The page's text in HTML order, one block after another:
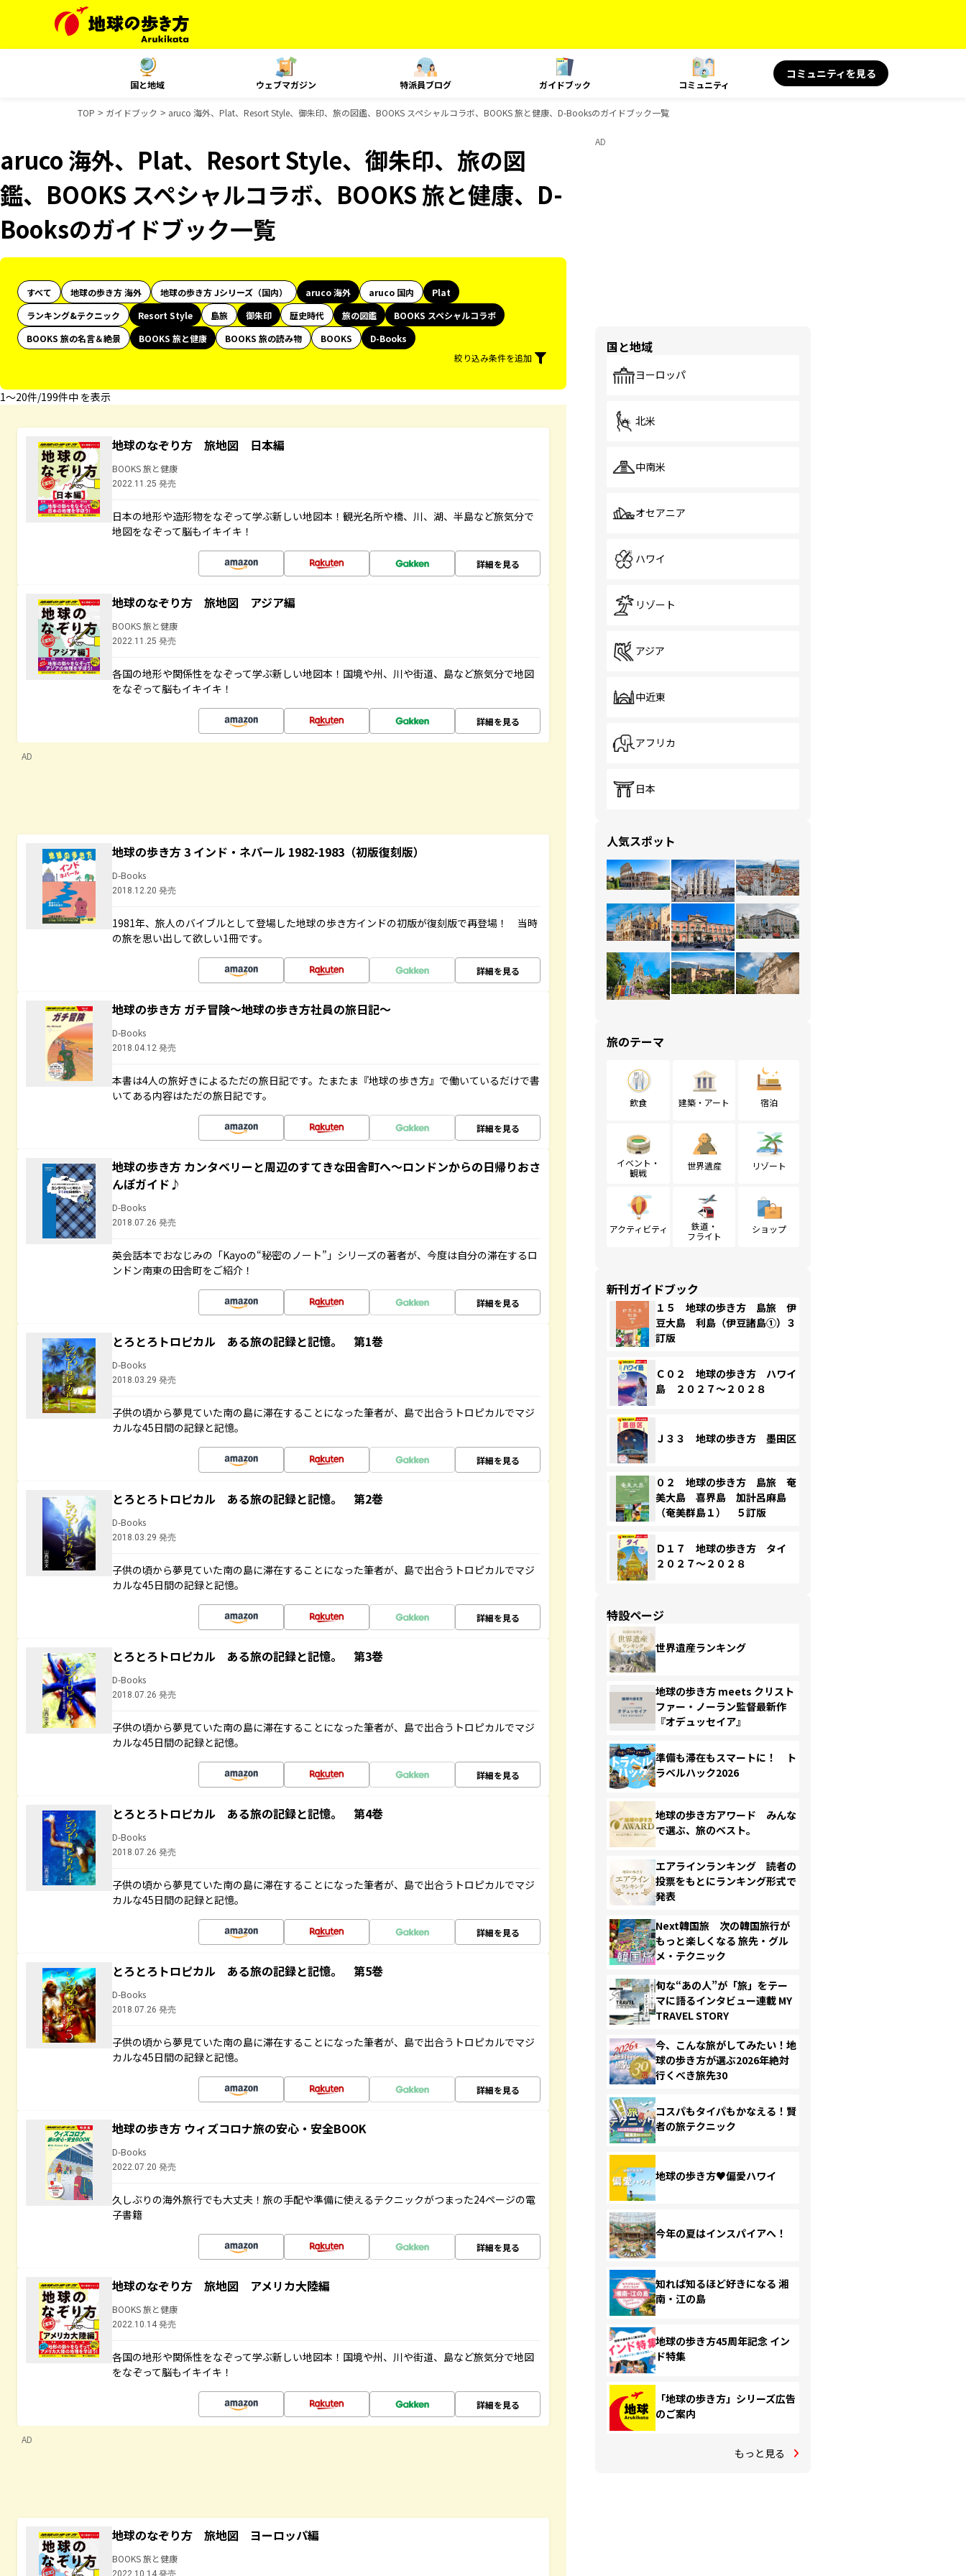
国と地域 ウェブマガジン 特派員ブログ ガイドブック コミュニティ
コミュニティを見る
TOP ガイドブック aruco 海外、Plat、Resort Style、御朱印、旅の図鑑、BOOKS スペシャルコラボ、BOOKS 旅と健康、D-Booksのガイドブック一覧
aruco 海外、Plat、Resort Style、御朱印、旅の図
鑑、BOOKS スペシャルコラボ、BOOKS 旅と健康、D-
Booksのガイドブック一覧
すべて 地球の歩き方 海外 地球の歩き方 Jシリーズ（国内） aruco 海外 aruco 国内
Plat
ランキング&テクニック
Resort Style 島旅 御朱印 歴史時代 旅の図鑑
BOOKS スペシャルコラボ
BOOKS 旅の名言＆絶景
BOOKS 旅と健康 BOOKS 旅の読み物 BOOKS
D-Books
絞り込み条件を追加
1〜20件/199件中 を表示
地球のなぞり方 旅地図 日本編
BOOKS 旅と健康
2022.11.25 発売
日本の地形や造形物をなぞって学ぶ新しい地図本！観光名所や橋、川、湖、半島など旅気分で
地図をなぞって脳もイキイキ！
詳細を見る
地球のなぞり方 旅地図 アジア編
BOOKS 旅と健康
2022.11.25 発売
各国の地形や関係性をなぞって学ぶ新しい地図本！国境や州、川や街道、島など旅気分で地図
をなぞって脳もイキイキ！
詳細を見る
AD
地球の歩き方 3 インド・ネパール 1982-1983（初版復刻版）
D-Books
2018.12.20 発売
1981年、旅人のバイブルとして登場した地球の歩き方インドの初版が復刻版で再登場！ 当時
の旅を思い出して欲しい1冊です。
詳細を見る
地球の歩き方 ガチ冒険～地球の歩き方社員の旅日記～
D-Books
2018.04.12 発売
本書は4人の旅好きによるただの旅日記です。たまたま『地球の歩き方』で働いているだけで書
いてある内容はただの旅日記です。
詳細を見る
地球の歩き方 カンタベリーと周辺のすてきな田舎町へ～ロンドンからの日帰りおさ
んぽガイド♪
D-Books
2018.07.26 発売
英会話本でおなじみの「Kayoの“秘密のノート”」シリーズの著者が、今度は自分の滞在するロ
ンドン南東の田舎町をご紹介！
詳細を見る
とろとろトロピカル ある旅の記録と記憶。 第1巻
D-Books
2018.03.29 発売
子供の頃から夢見ていた南の島に滞在することになった筆者が、島で出合うトロピカルでマジ
カルな45日間の記録と記憶。
詳細を見る
とろとろトロピカル ある旅の記録と記憶。 第2巻
D-Books
2018.03.29 発売
子供の頃から夢見ていた南の島に滞在することになった筆者が、島で出合うトロピカルでマジ
カルな45日間の記録と記憶。
詳細を見る
とろとろトロピカル ある旅の記録と記憶。 第3巻
D-Books
2018.07.26 発売
子供の頃から夢見ていた南の島に滞在することになった筆者が、島で出合うトロピカルでマジ
カルな45日間の記録と記憶。
詳細を見る
とろとろトロピカル ある旅の記録と記憶。 第4巻
D-Books
2018.07.26 発売
子供の頃から夢見ていた南の島に滞在することになった筆者が、島で出合うトロピカルでマジ
カルな45日間の記録と記憶。
詳細を見る
とろとろトロピカル ある旅の記録と記憶。 第5巻
D-Books
2018.07.26 発売
子供の頃から夢見ていた南の島に滞在することになった筆者が、島で出合うトロピカルでマジ
カルな45日間の記録と記憶。
詳細を見る
地球の歩き方 ウィズコロナ旅の安心・安全BOOK
D-Books
2022.07.20 発売
久しぶりの海外旅行でも大丈夫！旅の手配や準備に使えるテクニックがつまった24ページの電
子書籍
詳細を見る
地球のなぞり方 旅地図 アメリカ大陸編
BOOKS 旅と健康
2022.10.14 発売
各国の地形や関係性をなぞって学ぶ新しい地図本！国境や州、川や街道、島など旅気分で地図
をなぞって脳もイキイキ！
詳細を見る
AD
地球のなぞり方 旅地図 ヨーロッパ編
BOOKS 旅と健康
2022.10.14 発売
AD
国と地域
ヨーロッパ
北米
中南米
オセアニア
ハワイ
リゾート
アジア
中近東
アフリカ
日本
人気スポット
旅のテーマ
飲食 建築・アート 宿泊
イベント・
観戦
世界遺産 リゾート
アクティビティ
鉄道・
フライト
ショップ
新刊ガイドブック
１５ 地球の歩き方 島旅 伊
豆大島 利島（伊豆諸島①）３
訂版
Ｃ０２ 地球の歩き方 ハワイ
島 ２０２７～２０２８
Ｊ３３ 地球の歩き方 墨田区
０２ 地球の歩き方 島旅 奄
美大島 喜界島 加計呂麻島
（奄美群島１） ５訂版
Ｄ１７ 地球の歩き方 タイ
２０２７～２０２８
特設ページ
世界遺産ランキング
地球の歩き方 meets クリスト
ファー・ノーラン監督最新作
『オデュッセイア』
準備も滞在もスマートに！ ト
ラベルハック2026
地球の歩き方アワード みんな
で選ぶ、旅のベスト。
エアラインランキング 読者の
投票をもとにランキング形式で
発表
Next韓国旅 次の韓国旅行が
もっと楽しくなる 旅先・グル
メ・テクニック
旬な“あの人”が「旅」をテー
マに語るインタビュー連載 MY
TRAVEL STORY
今、こんな旅がしてみたい！地
球の歩き方が選ぶ2026年絶対
行くべき旅先30
コスパもタイパもかなえる！賢
者の旅テクニック
地球の歩き方♥偏愛ハワイ
今年の夏はインスパイアへ！
知れば知るほど好きになる 湘
南・江の島
地球の歩き方45周年記念 イン
ド特集
「地球の歩き方」シリーズ広告
のご案内
もっと見る